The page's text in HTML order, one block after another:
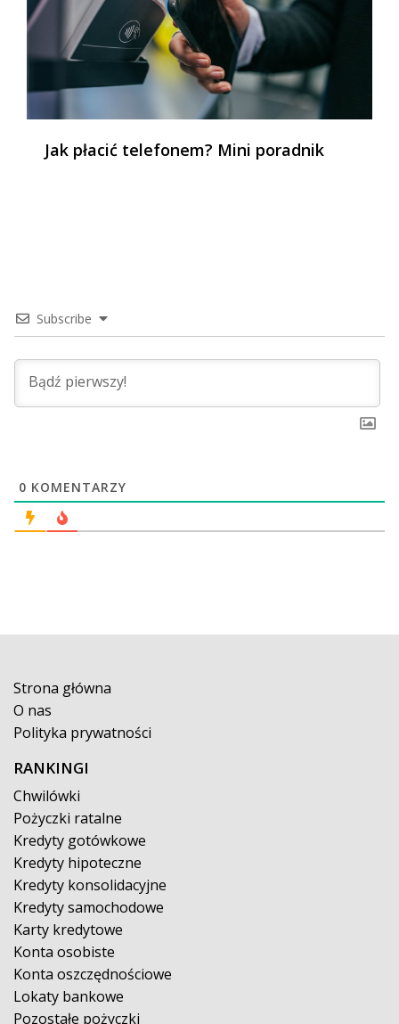
Jak płacić telefonem? Mini poradnik
Subscribe
0 KOMENTARZY
Strona główna
O nas
Polityka prywatności
RANKINGI
Chwilówki
Pożyczki ratalne
Kredyty gotówkowe
Kredyty hipoteczne
Kredyty konsolidacyjne
Kredyty samochodowe
Karty kredytowe
Konta osobiste
Konta oszczędnościowe
Lokaty bankowe
Pozostałe pożyczki